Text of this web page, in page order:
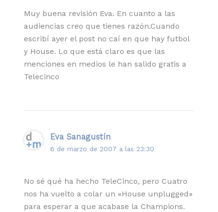
Muy buena revisión Eva. En cuanto a las
audiencias creo que tienes razón.Cuando
escribí ayer el post no caí en que hay futbol
y House. Lo que está claro es que las
menciones en medios le han salido gratis a
Telecinco
Eva Sanagustín
6 de marzo de 2007 a las 23:30
No sé qué ha hecho TeleCinco, pero Cuatro
nos ha vuelto a colar un «House unplugged»
para esperar a que acabase la Champions.